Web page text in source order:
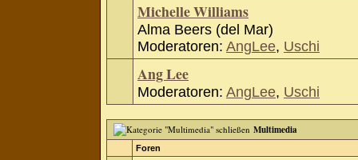
Michelle Williams
Alma Beers (del Mar)
Moderatoren: AngLee, Uschi
Ang Lee
Moderatoren: AngLee, Uschi
Multimedia
Foren